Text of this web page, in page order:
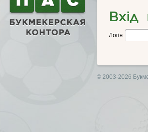
Вхід
Логін
© 2003-2026